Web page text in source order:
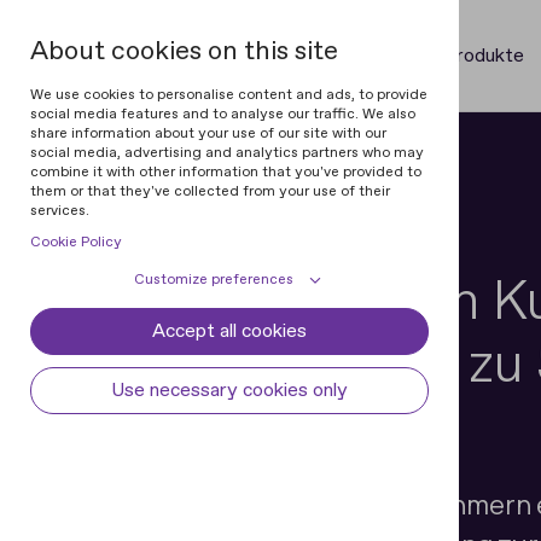
About cookies on this site
We use cookies to personalise content and ads, to provide
social media features and to analyse our traffic. We also
share information about your use of our site with our
social media, advertising and analytics partners who may
combine it with other information that you've provided to
them or that they've collected from your use of their
services.
Cookie Policy
Customize preferences
Cookie settings Cookie declaration
Some cookies are required to provide core
Accept all cookies
Use necessary cookies only
Produkte
Versicherung
Bieten Sie Ihren
Schnellzugang
Gewissheit
Bieten Sie